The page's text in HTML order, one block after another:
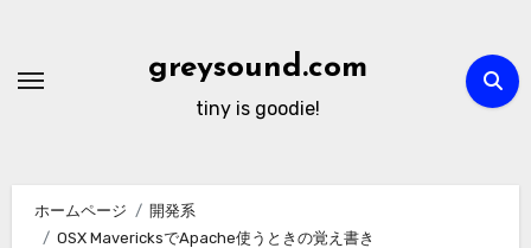
greysound.com
tiny is goodie!
ホームページ
開発系
OSX MavericksでApache使うときの覚え書き